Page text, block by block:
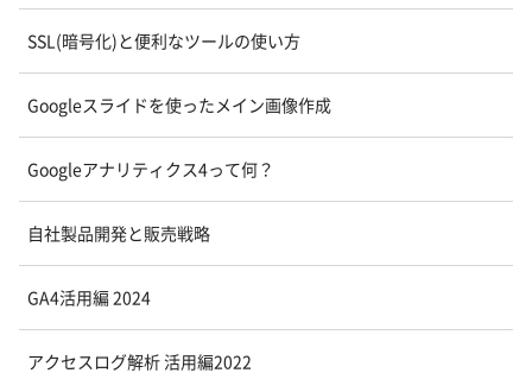
SSL(暗号化)と便利なツールの使い方
Googleスライドを使ったメイン画像作成
Googleアナリティクス4って何？
自社製品開発と販売戦略
GA4活用編 2024
アクセスログ解析 活用編2022